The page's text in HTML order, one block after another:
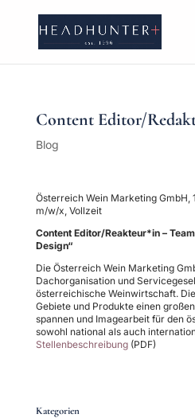
Content Editor/
Blog
Österreich Wein Marketing GmbH,
m/w/x, Vollzeit
Content Editor/Reakteur*in –
Design“
Die Österreich Wein Marketing
Dachorganisation und
österreichische Weinwirtschaft.
Gebiete und Produkte einen
spannen und Imagearbeit für den
sowohl national als auch
Stellenbeschreibung(PDF)
Kategorien